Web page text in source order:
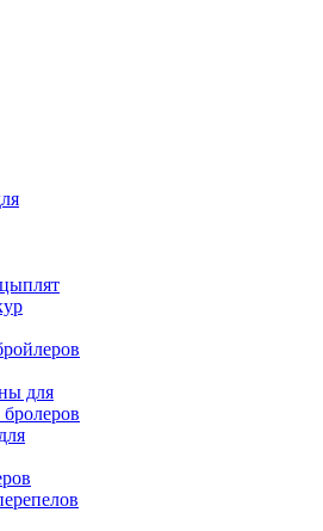
для
бролеров